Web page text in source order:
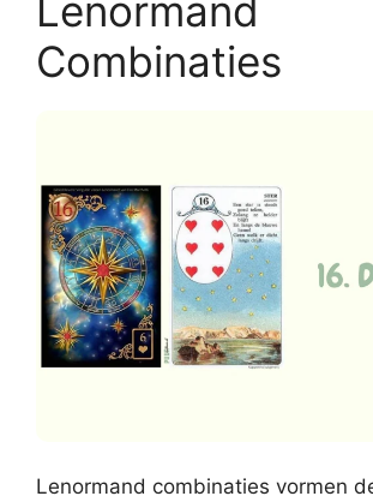
Lenormand
Combinaties
Lenormand combinaties vormen